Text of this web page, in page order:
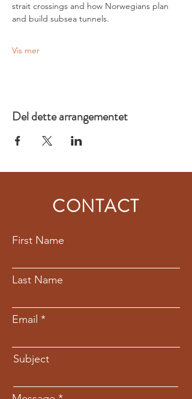
strait crossings and how Norwegians plan
and build subsea tunnels.
Vis mer
Del dette arrangementet
CONTACT
First Name
Last Name
Email
Subject